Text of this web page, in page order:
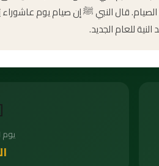
قال النبي ﷺ إن صيام يوم
للعام الجديد.
يوم